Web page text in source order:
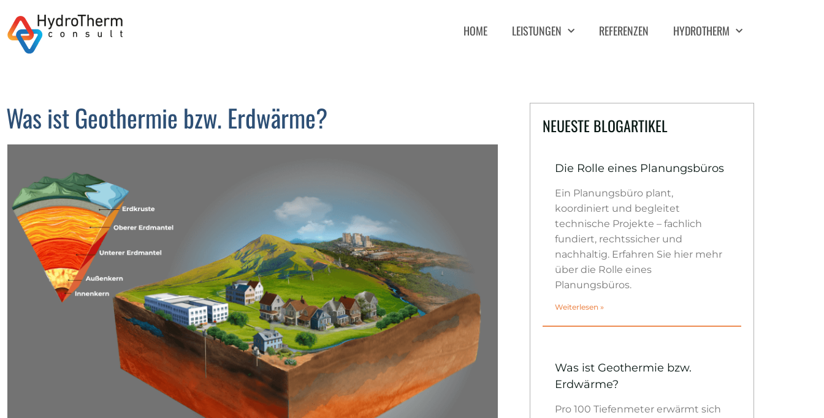
HOME LEISTUNGEN REFERENZEN HYDROTHERM
Was ist Geothermie bzw. Erdwärme? NEUESTE BLOGARTIKEL
Die Rolle eines Planungsbüros
Ein Planungsbüro plant,
koordiniert und begleitet
technische Projekte – fachlich
fundiert, rechtssicher und
nachhaltig. Erfahren Sie hier mehr
über die Rolle eines
Planungsbüros.
Weiterlesen »
Was ist Geothermie bzw.
Erdwärme?
Pro 100 Tiefenmeter erwärmt sich